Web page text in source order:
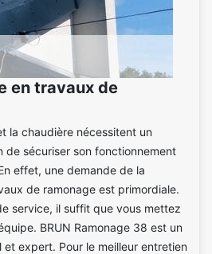
en travaux de
la chaudière nécessitent un
de sécuriser son fonctionnement
effet, une demande de la
de ramonage est primordiale.
service, il suffit que vous mettez
BRUN Ramonage 38 est un
et expert. Pour le meilleur entretien